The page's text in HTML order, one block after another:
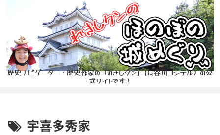
歴史ナビゲーター・歴史作家の「れきしクン」(長谷川ヨシテル）の公
式サイトです！
宇喜多秀家